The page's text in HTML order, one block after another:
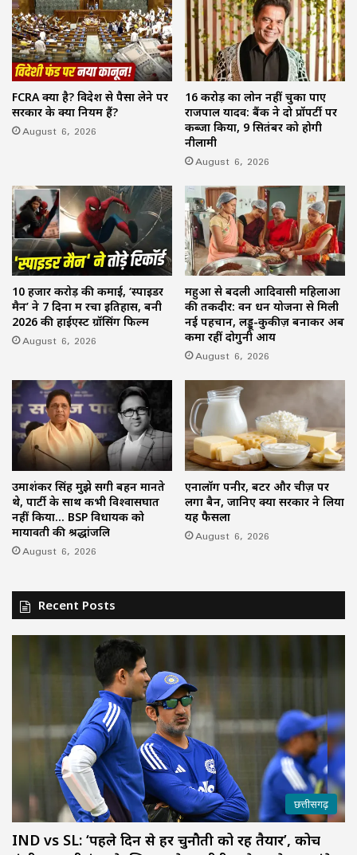
FCRA क्या है? विदेश से पैसा लेने पर
सरकार के क्या नियम हैं?
August 6, 2026
16 करोड़ का लोन नहीं चुका पाए
राजपाल यादव: बैंक ने दो प्रॉपर्टी पर
कब्जा किया, 9 सितंबर को होगी
नीलामी
August 6, 2026
10 हजार करोड़ की कमाई, ‘स्पाइडर
मैन’ ने 7 दिनों में रचा इतिहास, बनी
2026 की हाईएस्ट ग्रॉसिंग फिल्म
August 6, 2026
महुआ से बदली आदिवासी महिलाओं
की तकदीर: वन धन योजना से मिली
नई पहचान, लड्डू-कुकीज़ बनाकर अब
कमा रहीं दोगुनी आय
August 6, 2026
उमाशंकर सिंह मुझे सगी बहन मानते
थे, पार्टी के साथ कभी विश्वासघात
नहीं किया… BSP विधायक को
मायावती की श्रद्धांजलि
August 6, 2026
एनालॉग पनीर, बटर और चीज़ पर
लगा बैन, जानिए क्यों सरकार ने लिया
यह फैसला
August 6, 2026
Recent Posts
छत्तीसगढ़
IND vs SL: ‘पहले दिन से हर चुनौती को रहें तैयार’, कोच